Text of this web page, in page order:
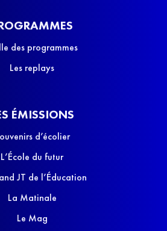
des programmes
Les replays
ÉMISSIONS
d’écolier
L’École du futur
JT de l’Éducation
La Matinale
Le Mag